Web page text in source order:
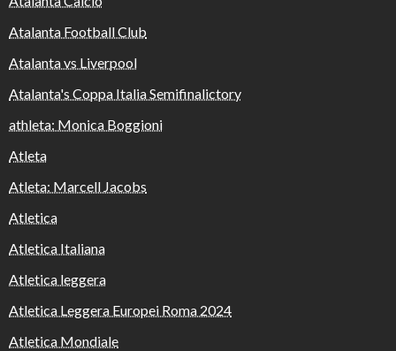
Atalanta Football Club
Atalanta vs Liverpool
Atalanta's Coppa Italia Semifinalictory
athleta: Monica Boggioni
Atleta
Atleta: Marcell Jacobs
Atletica
Atletica Italiana
Atletica leggera
Atletica Leggera Europei Roma 2024
Atletica Mondiale